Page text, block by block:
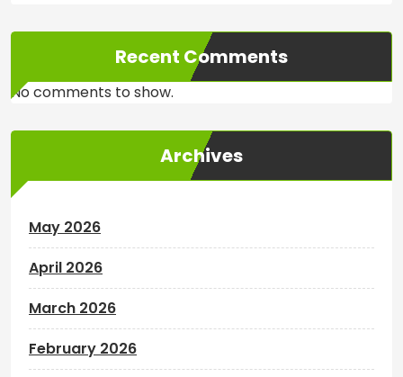
Recent Comments
No comments to show.
Archives
May 2026
April 2026
March 2026
February 2026